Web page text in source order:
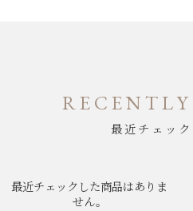
最近チェッ
最近チェックした商品はありま
せん。